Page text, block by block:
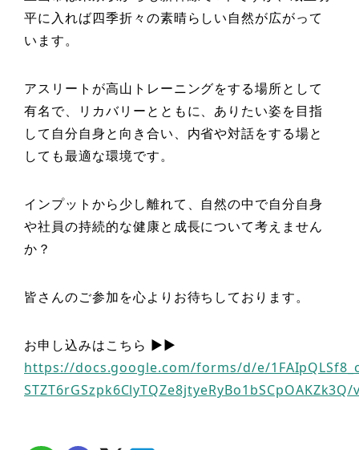
平に入れば四季折々の素晴らしい自然が広がって
います。
アスリートが高山トレーニングをする場所として
有名で、リカバリーとともに、ありたい姿を目指
して自分自身と向き合い、内省や対話をする場と
しても最適な環境です。
インプットから少し離れて、自然の中で自分自身
や社員の持続的な健康と成長について考えません
か？
皆さんのご参加を心よりお待ちしております。
お申し込みはこちら ▶︎▶︎
https://docs.google.com/forms/d/e/